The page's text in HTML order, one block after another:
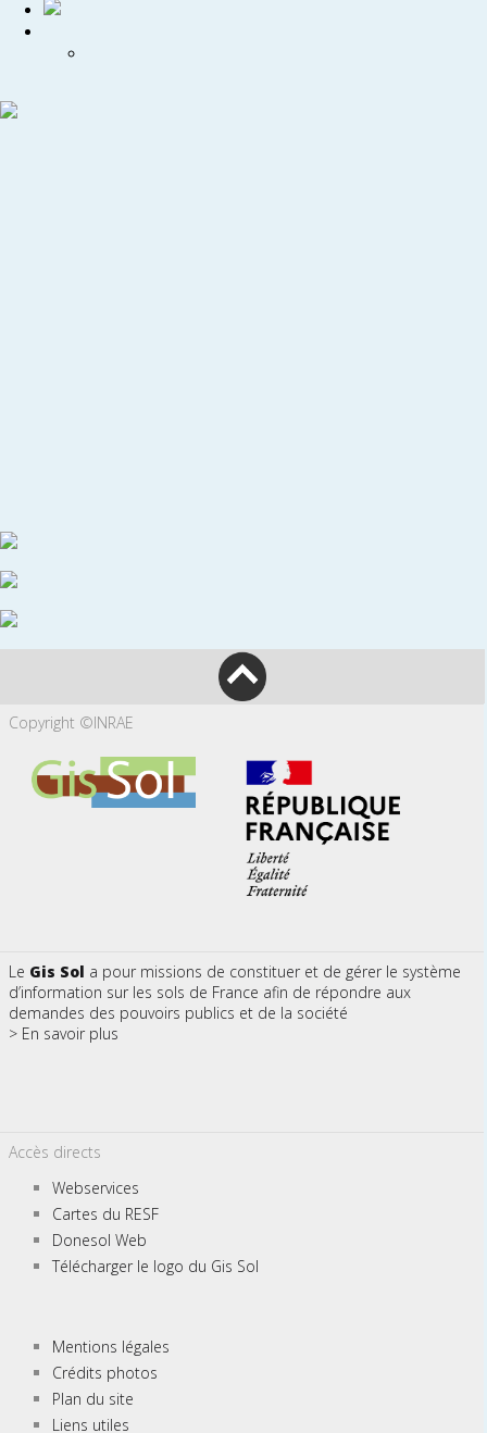
Copyright ©INRAE
Le Gis Sol a pour missions de constituer et de gérer le système
d’information sur les sols de France afin de répondre aux
demandes des pouvoirs publics et de la société
> En savoir plus
Accès directs
Webservices
Cartes du RESF
Donesol Web
Télécharger le logo du Gis Sol
Mentions légales
Crédits photos
Plan du site
Liens utiles